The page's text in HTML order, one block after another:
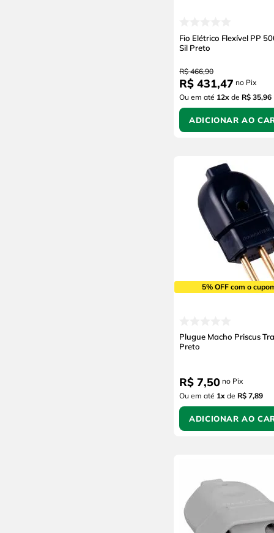
Fio Elétrico Flexível PP
Sil Preto
R$ 466,90
R$ 431,47 no Pix
Ou em até 12x de R$ 35,96
ADICIONAR AO
5% OFF com o
Plugue Macho Priscus
Preto
R$ 7,50 no Pix
Ou em até 1x de R$ 7,89
ADICIONAR AO